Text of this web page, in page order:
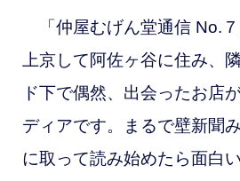
「仲屋むげん堂通信 No.
上京して阿佐ヶ谷に住み、
ド下で偶然、出会ったお店
ディアです。まるで壁新聞
に取って読み始めたら面白